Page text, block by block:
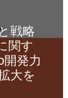
戦略
関す
発力
大を